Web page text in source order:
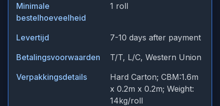
Minimale
bestelhoeveelheid
1 roll
Levertijd
7-10 days after payment
Betalingsvoorwaarden
T/T, L/C, Western Union
Verpakkingsdetails
Hard Carton; CBM:1.6m
x 0.2m x 0.2m; Weight:
14kg/roll